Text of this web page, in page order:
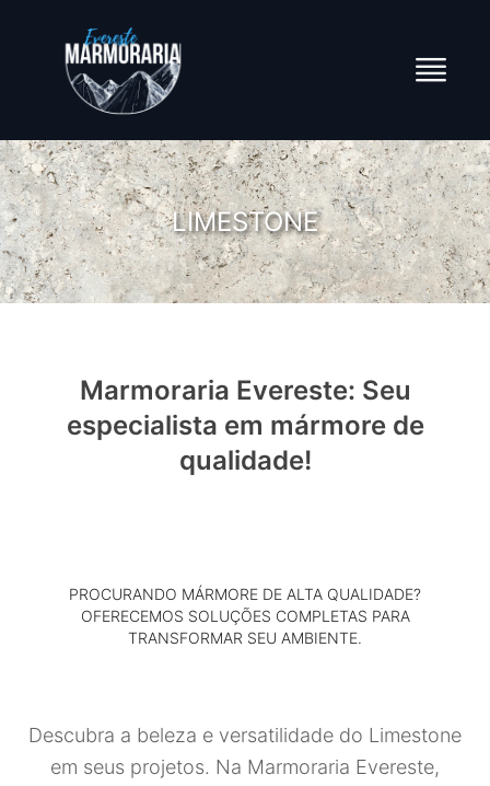
LIMESTONE
Marmoraria Evereste: Seu
especialista em mármore de
qualidade!
PROCURANDO MÁRMORE DE ALTA QUALIDADE?
OFERECEMOS SOLUÇÕES COMPLETAS PARA
TRANSFORMAR SEU AMBIENTE.
Descubra a beleza e versatilidade do Limestone
em seus projetos. Na Marmoraria Evereste,